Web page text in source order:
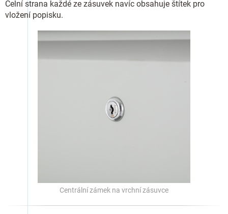
Čelní strana každé ze zásuvek navíc obsahuje štítek pro
vložení popisku.
Centrální zámek na vrchní zásuvce